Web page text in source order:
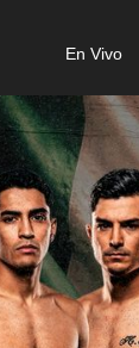
En Vivo